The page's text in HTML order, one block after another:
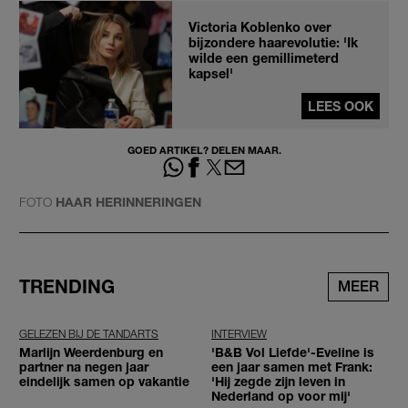
Victoria Koblenko over
bijzondere haarevolutie: 'Ik
wilde een gemillimeterd
kapsel'
LEES OOK
GOED ARTIKEL? DELEN MAAR.
FOTO HAAR HERINNERINGEN
TRENDING MEER
GELEZEN BIJ DE TANDARTS
Marlijn Weerdenburg en
partner na negen jaar
eindelijk samen op vakantie
INTERVIEW
'B&B Vol Liefde'-Eveline is
een jaar samen met Frank:
'Hij zegde zijn leven in
Nederland op voor mij'